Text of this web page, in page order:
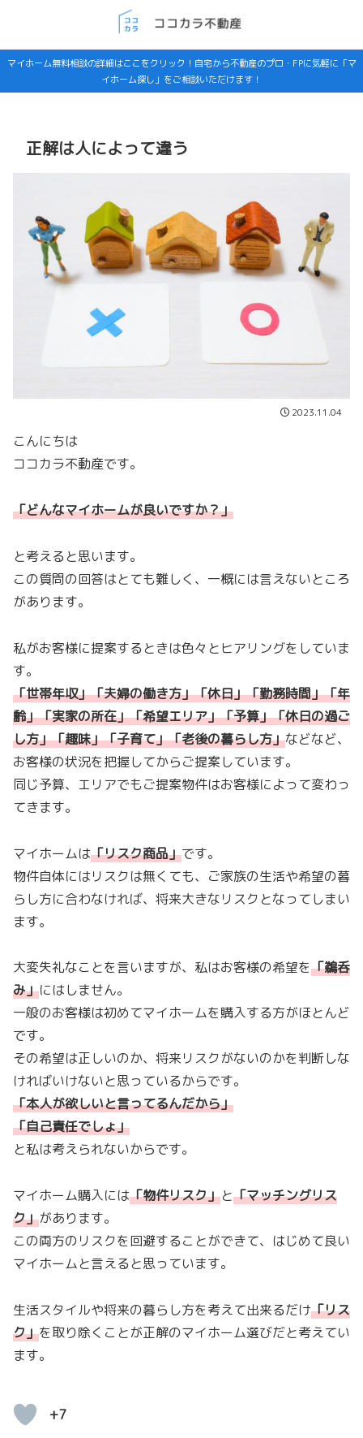
マイホーム無料相談の詳細はここをクリック！自宅から不動産のプロ・FPに気軽に「マ
イホーム探し」をご相談いただけます！
正解は人によって違う
2023.11.04
こんにちは
ココカラ不動産です。
「どんなマイホームが良いですか？」
と考えると思います。
この質問の回答はとても難しく、一概には言えないところ
があります。
私がお客様に提案するときは色々とヒアリングをしていま
す。
「世帯年収」「夫婦の働き方」「休日」「勤務時間」「年
齢」「実家の所在」「希望エリア」「予算」「休日の過ご
し方」「趣味」「子育て」「老後の暮らし方」などなど、
お客様の状況を把握してからご提案しています。
同じ予算、エリアでもご提案物件はお客様によって変わっ
てきます。
マイホームは「リスク商品」です。
物件自体にはリスクは無くても、ご家族の生活や希望の暮
らし方に合わなければ、将来大きなリスクとなってしまい
ます。
大変失礼なことを言いますが、私はお客様の希望を「鵜呑
み」にはしません。
一般のお客様は初めてマイホームを購入する方がほとんど
です。
その希望は正しいのか、将来リスクがないのかを判断しな
ければいけないと思っているからです。
「本人が欲しいと言ってるんだから」
「自己責任でしょ」
と私は考えられないからです。
マイホーム購入には「物件リスク」と「マッチングリス
ク」があります。
この両方のリスクを回避することができて、はじめて良い
マイホームと言えると思っています。
生活スタイルや将来の暮らし方を考えて出来るだけ「リス
ク」を取り除くことが正解のマイホーム選びだと考えてい
ます。
+7